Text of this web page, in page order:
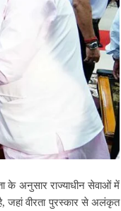
के अनुसार राज्याधीन सेवाओं में
जहां वीरता पुरस्कार से अलंकृत